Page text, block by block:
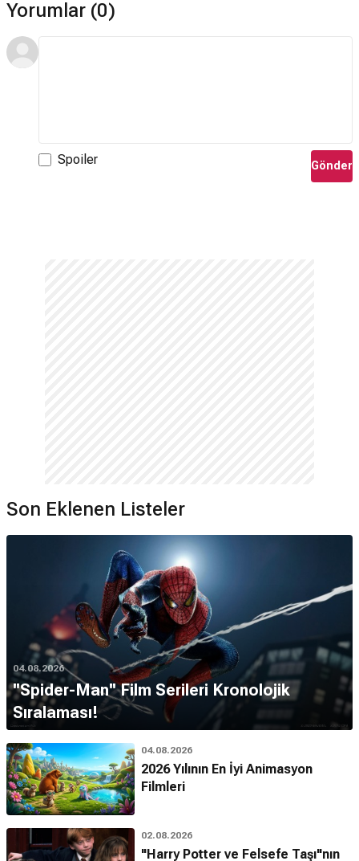
Yorumlar (0)
Spoiler Gönder
Son Eklenen Listeler
04.08.2026
''Spider-Man'' Film Serileri Kronolojik
Sıralaması!
04.08.2026
2026 Yılının En İyi Animasyon
Filmleri
02.08.2026
"Harry Potter ve Felsefe Taşı"nın